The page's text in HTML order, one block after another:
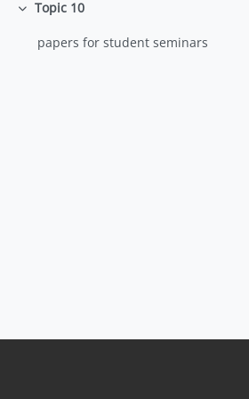
Minimizza
Topic 10
papers for student seminars